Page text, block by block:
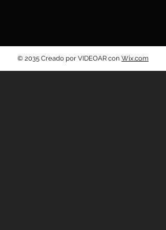
© 2035 Creado por VIDEOAR con Wix.com